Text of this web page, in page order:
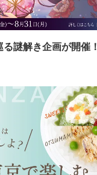
謎解き企画が開催！